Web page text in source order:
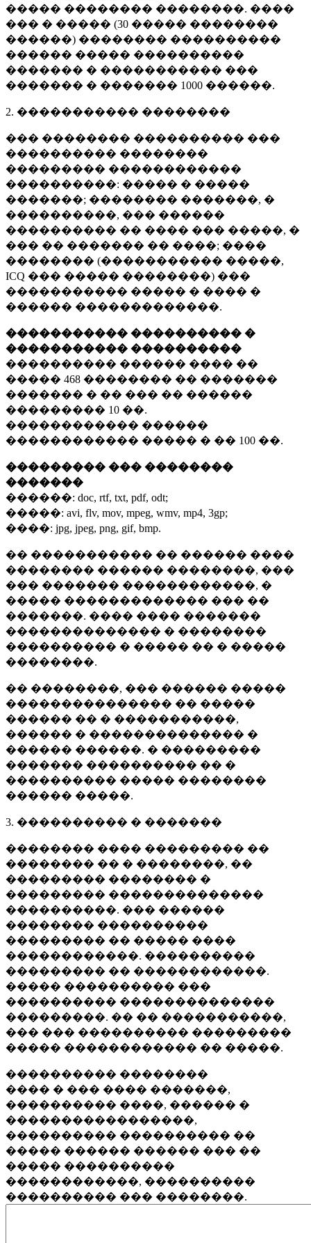
����� �������� ��������. ����
��� � ����� (30 ����� ��������
������) �������� ����������
������ ����� ����������
������� � ����������� ���
������� � ������� 1000 ������.
2. ����������� ��������
��� �������� ���������� ���
���������� ��������
��������� ������������
����������: ����� � �����
�������; �������� �������, �
����������, ��� ������
���������� �� ���� ��� �����, �
��� �� ������� �� ����; ����
�������� (����������� �����,
ICQ ��� ����� ��������) ���
����������� ����� � ���� �
������ �������������.
����������� ���������� �
����������� ����������
���������� ������ ���� ��
����� 468 �������� �� �������
������� � �� ��� �� ������
��������� 10 ��.
������������ ������
������������ ����� � �� 100 ��.
��������� ��� ��������
�������
������: doc, rtf, txt, pdf, odt;
�����: avi, flv, mov, mpeg, wmv, mp4, 3gp;
����: jpg, jpeg, png, gif, bmp.
�� ����������� �� ������ ����
�������� ������ ��������, ���
��� ������� ������������, �
����� ������������� ��� ��
�������. ���� ���� �������
�������������� � ��������
���������� � ����� �� � �����
��������.
�� ��������, ��� ������ �����
��������������� �� �����
������ �� � �����������,
������ � �������������� �
������ ������. � ���������
������� ���������� �� �
���������� ����� ��������
������ �����.
3. ���������� � �������
�������� ���� ��������� ��
�������� �� � ��������, ��
��������� �������� �
��������� ��������������
����������. ��� ������
�������� ����������
��������� �� ����� ����
������������. ����������
��������� �� ������������.
����� ���������� ���
���������� ��������������
���������. �� �� �����������,
��� ��� ���������� ���������
����� ������������ �� �����.
���������� ��������
���� � ��� ���� �������,
���������� ����, ������ �
�����������������,
���������� ���������� ��
����� ������ ������ ��� ��
����� ����������
������������, ����������
���������� ��� ��������.